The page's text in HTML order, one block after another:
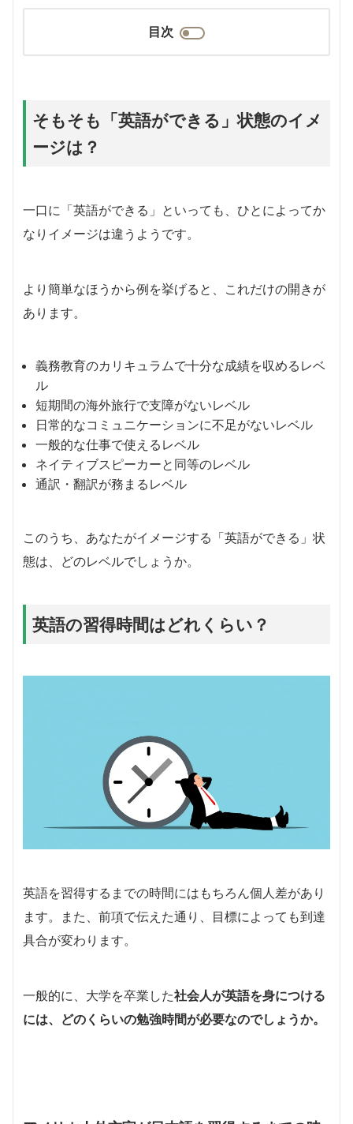
目次
そもそも「英語ができる」状態のイメ
ージは？
一口に「英語ができる」といっても、ひとによってか
なりイメージは違うようです。
より簡単なほうから例を挙げると、これだけの開きが
あります。
義務教育のカリキュラムで十分な成績を収めるレベ
ル
短期間の海外旅行で支障がないレベル
日常的なコミュニケーションに不足がないレベル
一般的な仕事で使えるレベル
ネイティブスピーカーと同等のレベル
通訳・翻訳が務まるレベル
このうち、あなたがイメージする「英語ができる」状
態は、どのレベルでしょうか。
英語の習得時間はどれくらい？
英語を習得するまでの時間にはもちろん個人差があり
ます。また、前項で伝えた通り、目標によっても到達
具合が変わります。
一般的に、大学を卒業した社会人が英語を身につける
には、どのくらいの勉強時間が必要なのでしょうか。